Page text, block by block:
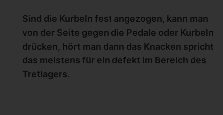
Sind die Kurbeln fest angezogen, kann man
von der Seite gegen die Pedale oder Kurbeln
drücken, hört man dann das Knacken spricht
das meistens für ein defekt im Bereich des
Tretlagers.